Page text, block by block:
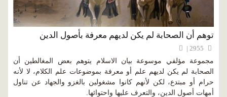
توهم أن الصحابة لم يكن لديهم معرفة بأصول الدين
مجموعة مؤلفي موسوعة بيان الاسلام يتوهم بعض المغالطين أن
الصحابة لم يكن لديهم علم أو معرفة بموضوعات علم الكلام، لا لأنه
حرام أو مبتدع، لكن لأنهم كانوا مشغولين بالغزو والجهاد عن تناول
أمهات أصول الدين، والتعرف عليها واحتوائها.